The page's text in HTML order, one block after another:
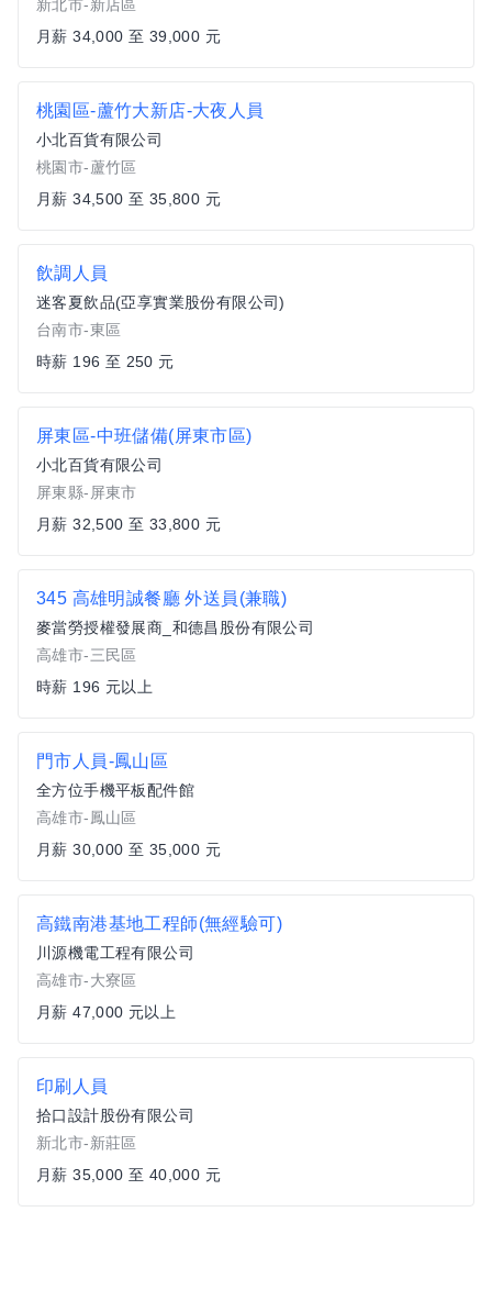
新北市-新店區
月薪 34,000 至 39,000 元
桃園區-蘆竹大新店-大夜人員
小北百貨有限公司
桃園市-蘆竹區
月薪 34,500 至 35,800 元
飲調人員
迷客夏飲品(亞享實業股份有限公司)
台南市-東區
時薪 196 至 250 元
屏東區-中班儲備(屏東市區)
小北百貨有限公司
屏東縣-屏東市
月薪 32,500 至 33,800 元
345 高雄明誠餐廳 外送員(兼職)
麥當勞授權發展商_和德昌股份有限公司
高雄市-三民區
時薪 196 元以上
門市人員-鳳山區
全方位手機平板配件館
高雄市-鳳山區
月薪 30,000 至 35,000 元
高鐵南港基地工程師(無經驗可)
川源機電工程有限公司
高雄市-大寮區
月薪 47,000 元以上
印刷人員
拾口設計股份有限公司
新北市-新莊區
月薪 35,000 至 40,000 元